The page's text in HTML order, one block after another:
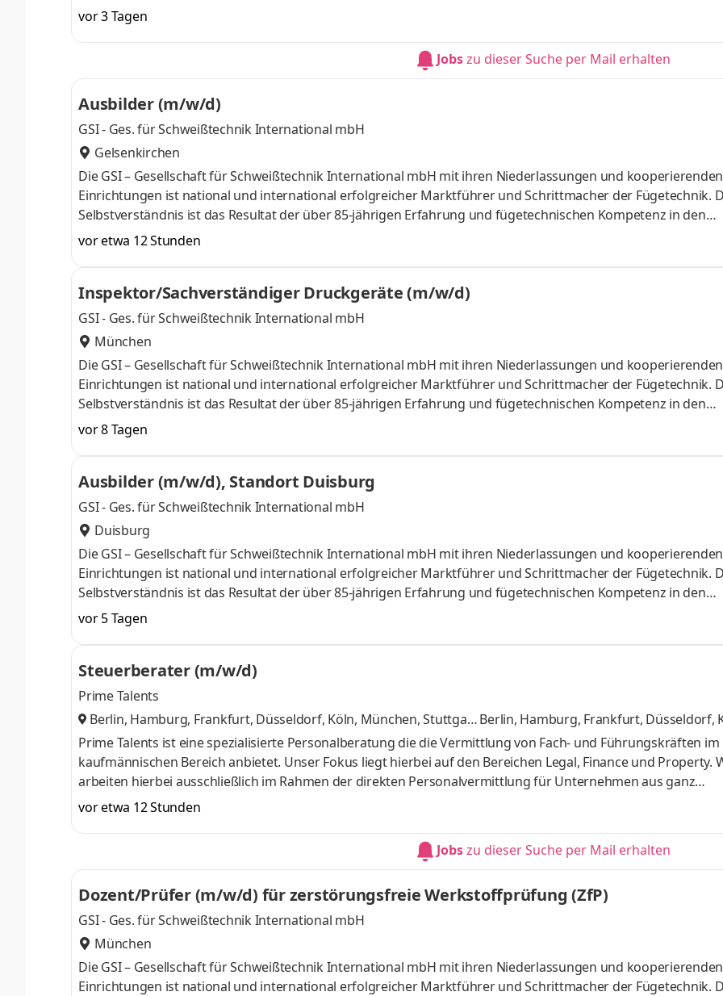
Kernbereichen Aus- und Weiterbildung, Forschung und Entwicklung, Qualitätssicherung, Werkstofftechnik
übrigen Tätigkeitsfeldern der GSI. Aus diesen Kompetenzen leiten wir die Dienstleistungen für unsere
Einzelpersonen, für Unternehmen aus Industrie und Handwerk sowie für Organisationen.Die wichtigste
vor 3 Tagen
Jobszu dieser Suche per Mail erhalten
Ausbilder (m/w/d)
GSI - Ges. für Schweißtechnik International mbH
Gelsenkirchen
Die GSI – Gesellschaft für Schweißtechnik International mbH mit ihren Niederlassungen und kooperierenden
Einrichtungen ist national und international erfolgreicher Marktführer und Schrittmacher der Fügetechnik.
Selbstverständnis ist das Resultat der über 85-jährigen Erfahrung und fügetechnischen Kompetenz in den
Kernbereichen Aus- und Weiterbildung, Forschung und Entwicklung, Qualitätssicherung, Werkstofftechnik
Einzelpersonen, für Unternehmen aus Industrie und Handwerk sowie für Organisationen.Die wichtigste
der GSI ist die fachliche und so
vor etwa 12 Stunden
Inspektor/Sachverständiger Druckgeräte (m/w/d)
GSI - Ges. für Schweißtechnik International mbH
München
Die GSI – Gesellschaft für Schweißtechnik International mbH mit ihren Niederlassungen und kooperierenden
Einrichtungen ist national und international erfolgreicher Marktführer und Schrittmacher der Fügetechnik.
Selbstverständnis ist das Resultat der über 85-jährigen Erfahrung und fügetechnischen Kompetenz in den
Kernbereichen Aus- und Weiterbildung, Forschung und Entwicklung, Qualitätssicherung, Werkstofftechnik
übrigen Tätigkeitsfeldern der GSI. Aus diesen Kompetenzen leiten wir die Dienstleistungen für unsere
Einzelpersonen, für Unternehmen aus Industrie und Handwerk sowie für Organisationen.Die wichtigste
der GSI ist die fachliche und so
vor 8 Tagen
Ausbilder (m/w/d), Standort Duisburg
GSI - Ges. für Schweißtechnik International mbH
Duisburg
Die GSI – Gesellschaft für Schweißtechnik International mbH mit ihren Niederlassungen und kooperierenden
Einrichtungen ist national und international erfolgreicher Marktführer und Schrittmacher der Fügetechnik.
Selbstverständnis ist das Resultat der über 85-jährigen Erfahrung und fügetechnischen Kompetenz in den
Kernbereichen Aus- und Weiterbildung, Forschung und Entwicklung, Qualitätssicherung, Werkstofftechnik
übrigen Tätigkeitsfeldern der GSI. Aus diesen Kompetenzen leiten wir die Dienstleistungen für unsere
Einzelpersonen, für Unternehmen aus Industrie und Handwerk sowie für Organisationen.Die wichtigste
der GSI ist die fachliche und so
vor 5 Tagen
Steuerberater (m/w/d)
Prime Talents
Berlin, Hamburg, Frankfurt, Düsseldorf, Köln, München, Stuttgar
t, Hannover, Bremen, Leipzig, Münster,
Berlin, Hamburg, Frankfurt, Düsseldorf,
ver, Bremen, Leipzig, Münsterund 9
Prime Talents ist eine spezialisierte Personalberatung die die Vermittlung von Fach- und Führungskräften im
kaufmännischen Bereich anbietet. Unser Fokus liegt hierbei auf den Bereichen Legal, Finance und Property.
arbeiten hierbei ausschließlich im Rahmen der direkten Personalvermittlung für Unternehmen aus ganz
Deutschland. Durch ein großes Netzwerk an Kunden können wir unseren Kandidaten jederzeit verschiedenste
besonders leicht eine spannende neue Herausforderung zu finden. Aufgaben Eigenverantwortliche
festen Mandantenstamms Erstellung von Jahresabschlüssen, Steuerer
vor etwa 12 Stunden
Jobszu dieser Suche per Mail erhalten
Dozent/Prüfer (m/w/d) für zerstörungsfreie Werkstoffprüfung (ZfP)
GSI - Ges. für Schweißtechnik International mbH
München
Die GSI – Gesellschaft für Schweißtechnik International mbH mit ihren Niederlassungen und kooperierenden
Einrichtungen ist national und international erfolgreicher Marktführer und Schrittmacher der Fügetechnik.